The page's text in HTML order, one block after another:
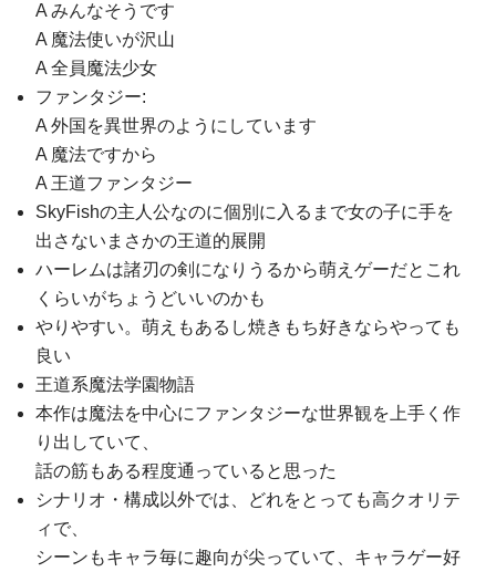
A みんなそうです
A 魔法使いが沢山
A 全員魔法少女
ファンタジー:
A 外国を異世界のようにしています
A 魔法ですから
A 王道ファンタジー
SkyFishの主人公なのに個別に入るまで女の子に手を
出さないまさかの王道的展開
ハーレムは諸刃の剣になりうるから萌えゲーだとこれ
くらいがちょうどいいのかも
やりやすい。萌えもあるし焼きもち好きならやっても
良い
王道系魔法学園物語
本作は魔法を中心にファンタジーな世界観を上手く作
り出していて、
話の筋もある程度通っていると思った
シナリオ・構成以外では、どれをとっても高クオリテ
ィで、
シーンもキャラ毎に趣向が尖っていて、キャラゲー好